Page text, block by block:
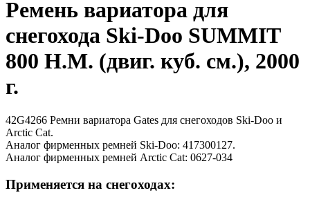
Ремень вариатора для
снегохода Ski-Doo SUMMIT
800 H.M. (двиг. куб. см.), 2000
г.
42G4266 Ремни вариатора Gates для снегоходов Ski-Doo и
Arctic Cat.
Аналог фирменных ремней Ski-Doo: 417300127.
Аналог фирменных ремней Arctic Cat: 0627-034
Применяется на снегоходах: